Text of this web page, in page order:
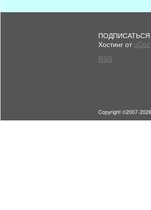
ПОДПИСАТЬСЯ
Хостинг от uCoz
RSS
Copyright ©2007-2026